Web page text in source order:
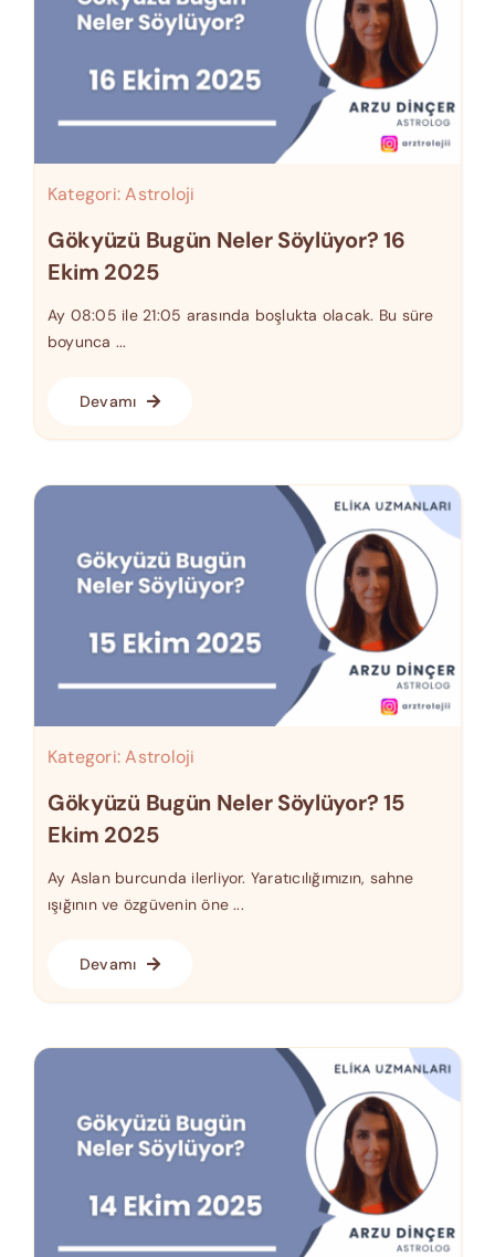
Kategori:Astroloji
Gökyüzü Bugün Neler Söylüyor? 16
Ekim 2025
Ay 08:05 ile 21:05 arasında boşlukta olacak. Bu süre
boyunca ...
Devamı
Kategori:Astroloji
Gökyüzü Bugün Neler Söylüyor? 15
Ekim 2025
Ay Aslan burcunda ilerliyor. Yaratıcılığımızın, sahne
ışığının ve özgüvenin öne ...
Devamı